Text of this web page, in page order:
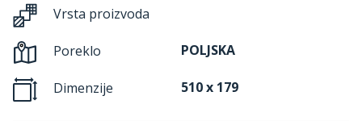
Vrsta proizvoda
Poreklo POLJSKA
Dimenzije 510 x 179